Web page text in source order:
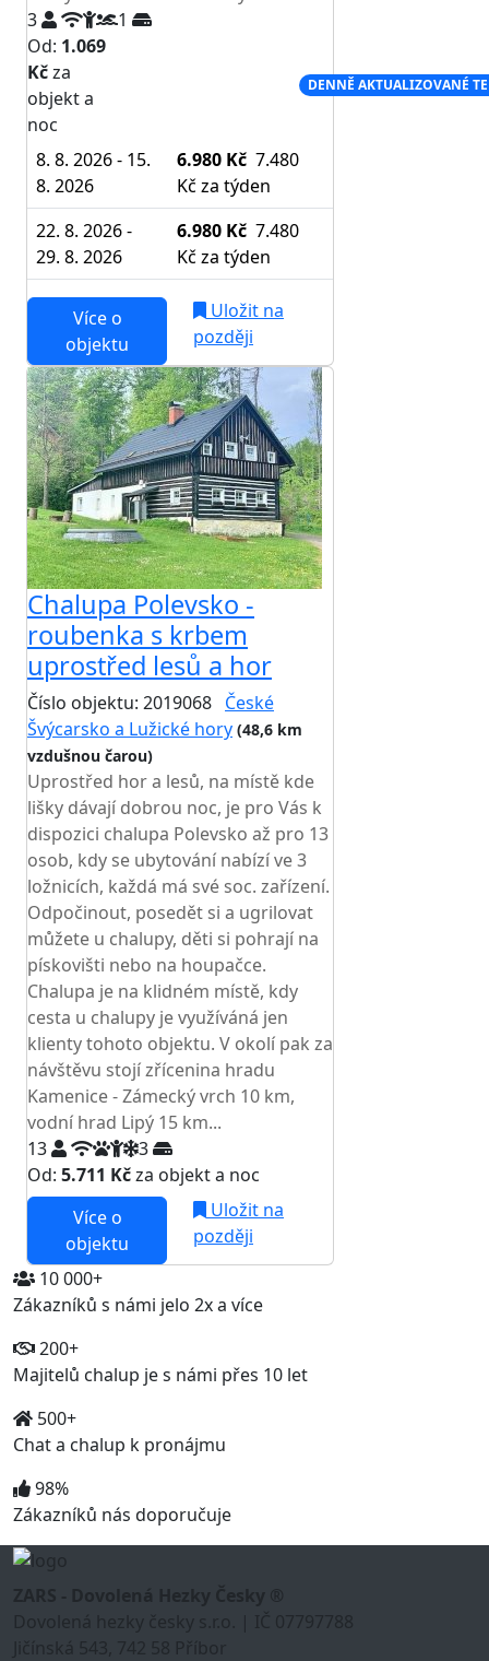
3
1
Od: 1.069
Kčza
objekt a
noc
DENNĚ AKTUALIZOVANÉ
8. 8. 2026 - 15.
8. 2026
6.980 Kč 7.480
Kč za týden
22. 8. 2026 -
29. 8. 2026
6.980 Kč 7.480
Kč za týden
Více o
objektu
Uložit na
později
Chalupa Polevsko -
roubenka s krbem
uprostřed lesů a hor
Číslo objektu: 2019068 České
Švýcarsko a Lužické hory (48,6 km
vzdušnou čarou)
Uprostřed hor a lesů, na místě kde
lišky dávají dobrou noc, je pro Vás k
dispozici chalupa Polevsko až pro 13
osob, kdy se ubytování nabízí ve 3
ložnicích, každá má své soc. zařízení.
Odpočinout, posedět si a ugrilovat
můžete u chalupy, děti si pohrají na
pískovišti nebo na houpačce.
Chalupa je na klidném místě, kdy
cesta u chalupy je využíváná jen
klienty tohoto objektu. V okolí pak za
návštěvu stojí zřícenina hradu
Kamenice - Zámecký vrch 10 km,
vodní hrad Lipý 15 km...
13
3
Od: 5.711 Kčza objekt a noc
Více o
objektu
Uložit na
později
10 000+
Zákazníků s námi jelo 2x a více
200+
Majitelů chalup je s námi přes 10 let
500+
Chat a chalup k pronájmu
98%
Zákazníků nás doporučuje
ZARS - Dovolená Hezky Česky ®
Dovolená hezky česky s.r.o. | IČ 07797788
Jičínská 543, 742 58 Příbor